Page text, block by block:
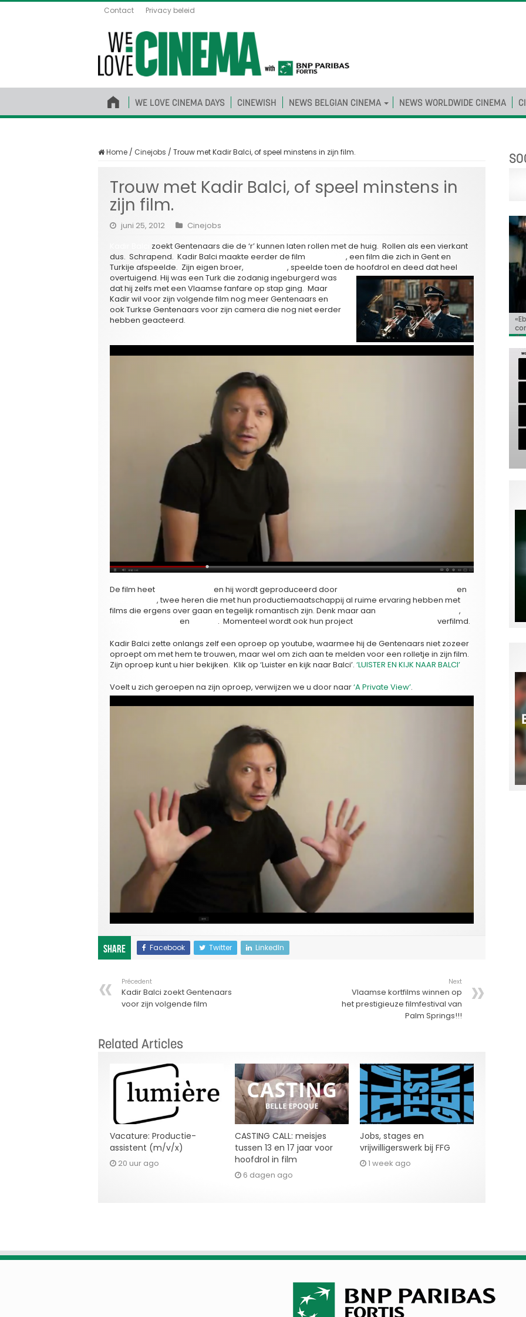
Contact Privacy beleid
WE LOVE CINEMA DAYS CINEWISH NEWS BELGIAN CINEMA NEWS WORLDWIDE CINEMA
Home / Cinejobs / Trouw met Kadir Balci, of speel minstens in zijn film.
Trouw met Kadir Balci, of speel minstens in
zijn film.
juni 25, 2012
Cinejobs
zoekt Gentenaars die de ‘r’ kunnen laten rollen met de huig. Rollen als een vierkant
dus. Schrapend. Kadir Balci maakte eerder de film
, een film die zich in Gent en
Turkije afspeelde. Zijn eigen broer,
, speelde toen de hoofdrol en deed dat heel
overtuigend. Hij was een Turk die zodanig ingeburgerd was
dat hij zelfs met een Vlaamse fanfare op stap ging. Maar
Kadir wil voor zijn volgende film nog meer Gentenaars en
ook Turkse Gentenaars voor zijn camera die nog niet eerder
hebben geacteerd.
De film heet en hij wordt geproduceerd door
en
, twee heren die met hun productiemaatschappij al ruime ervaring hebben met
films die ergens over gaan en tegelijk romantisch zijn. Denk maar aan
,
en . Momenteel wordt ook hun project
verfilmd.
Kadir Balci zette onlangs zelf een oproep op youtube, waarmee hij de Gentenaars niet zozeer
oproept om met hem te trouwen, maar wel om zich aan te melden voor een rolletje in zijn film.
Zijn oproep kunt u hier bekijken. Klik op ‘Luister en kijk naar Balci’. ‘LUISTER EN KIJK NAAR BALCI’
Voelt u zich geroepen na zijn oproep, verwijzen we u door naar‘A Private View’.
Share Facebook Twitter LinkedIn
Précedent
Kadir Balci zoekt Gentenaars
voor zijn volgende film
Next
Vlaamse kortfilms winnen op
het prestigieuze filmfestival van
Palm Springs!!!
Related Articles
Vacature: Productie-
assistent (m/v/x)
20 uur ago
CASTING CALL: meisjes
tussen 13 en 17 jaar voor
hoofdrol in film
6 dagen ago
Jobs, stages en
vrijwilligerswerk bij FFG
1 week ago
de